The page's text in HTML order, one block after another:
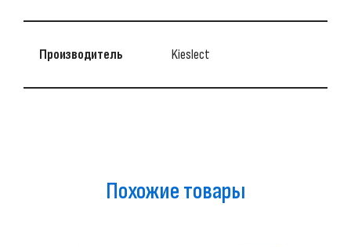
Производитель Kieslect
Похожие товары